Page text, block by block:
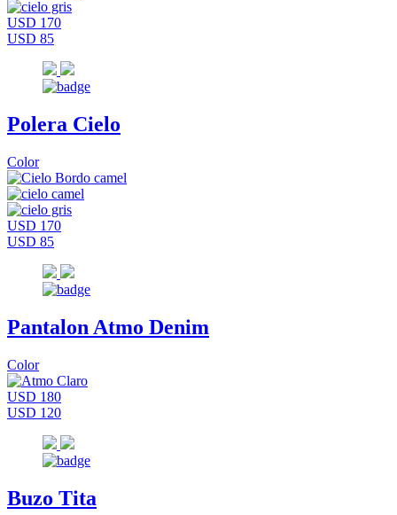
USD 170
USD 85
Polera Cielo
Color
USD 170
USD 85
Pantalon Atmo Denim
Color
USD 180
USD 120
Buzo Tita